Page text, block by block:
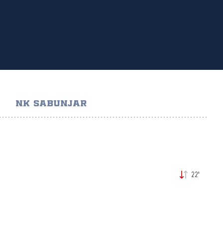
NK SABUNJAR
22'